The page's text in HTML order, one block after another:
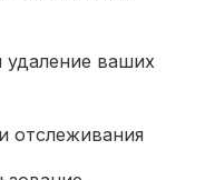
удаление ваших
отслеживания